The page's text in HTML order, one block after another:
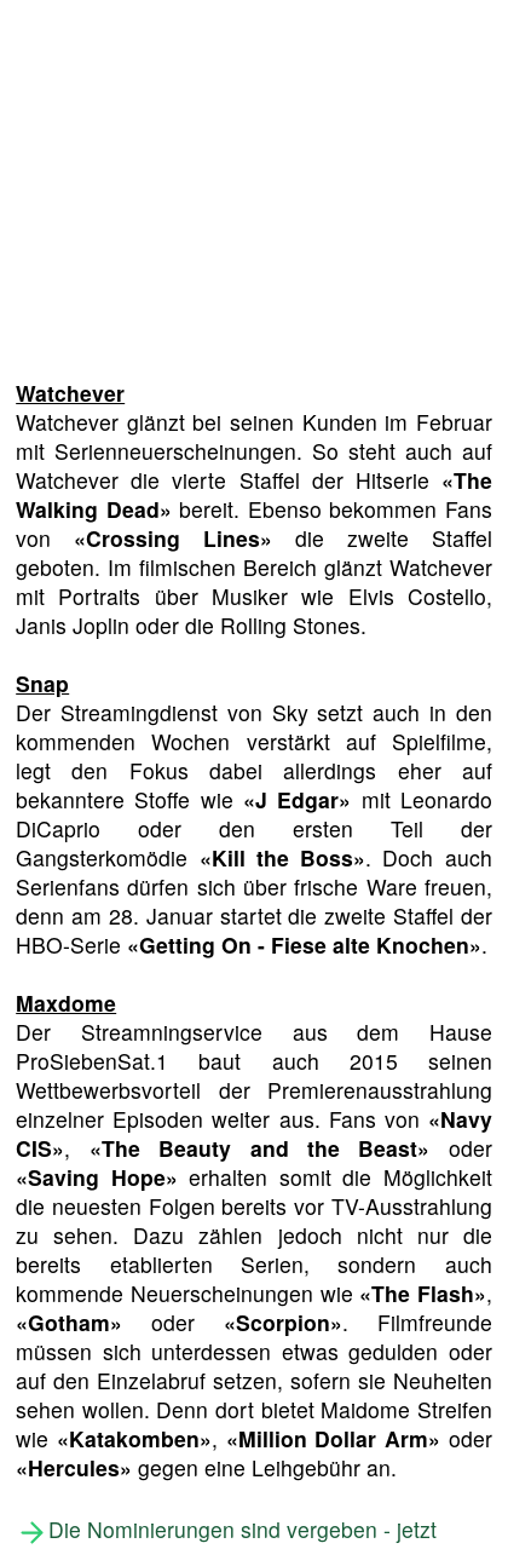
Watchever
Watchever glänzt bei seinen Kunden im Februar
mit Serienneuerscheinungen. So steht auch auf
Watchever die vierte Staffel der Hitserie «The
Walking Dead» bereit. Ebenso bekommen Fans
von «Crossing Lines» die zweite Staffel
geboten. Im filmischen Bereich glänzt Watchever
mit Portraits über Musiker wie Elvis Costello,
Janis Joplin oder die Rolling Stones.
Snap
Der Streamingdienst von Sky setzt auch in den
kommenden Wochen verstärkt auf Spielfilme,
legt den Fokus dabei allerdings eher auf
bekanntere Stoffe wie «J Edgar» mit Leonardo
DiCaprio oder den ersten Teil der
Gangsterkomödie «Kill the Boss». Doch auch
Serienfans dürfen sich über frische Ware freuen,
denn am 28. Januar startet die zweite Staffel der
HBO-Serie «Getting On - Fiese alte Knochen».
Maxdome
Der Streamningservice aus dem Hause
ProSiebenSat.1 baut auch 2015 seinen
Wettbewerbsvorteil der Premierenausstrahlung
einzelner Episoden weiter aus. Fans von «Navy
CIS», «The Beauty and the Beast» oder
«Saving Hope» erhalten somit die Möglichkeit
die neuesten Folgen bereits vor TV-Ausstrahlung
zu sehen. Dazu zählen jedoch nicht nur die
bereits etablierten Serien, sondern auch
kommende Neuerscheinungen wie «The Flash»,
«Gotham» oder «Scorpion». Filmfreunde
müssen sich unterdessen etwas gedulden oder
auf den Einzelabruf setzen, sofern sie Neuheiten
sehen wollen. Denn dort bietet Maidome Streifen
wie «Katakomben», «Million Dollar Arm» oder
«Hercules» gegen eine Leihgebühr an.
Die Nominierungen sind vergeben - jetzt